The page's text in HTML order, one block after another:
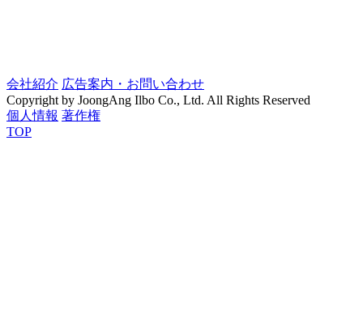
会社紹介 広告案内・お問い合わせ
Copyright by JoongAng Ilbo Co., Ltd. All Rights Reserved
個人情報 著作権
TOP